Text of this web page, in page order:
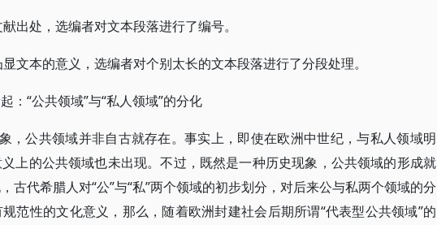
出处，选编者对文本段落进行了编号。
文本的意义，选编者对个别太长的文本段落进行了分段处理。
：“公共领域”与“私人领域”的分化
，公共领域并非自古就存在。事实上，即使在欧洲中世纪，与私人领域明
上的公共领域也未出现。不过，既然是一种历史现象，公共领域的形成就
古代希腊人对“公”与“私”两个领域的初步划分，对后来公与私两个领域的分
范性的文化意义，那么，随着欧洲封建社会后期所谓“代表型公共领域”的